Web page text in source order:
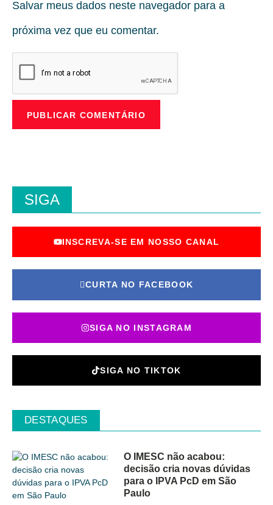
Salvar meus dados neste navegador para a
próxima vez que eu comentar.
SIGA
INSCREVA-SE EM NOSSO CANAL
CURTA NO FACEBOOK
SIGA NO INSTAGRAM
SIGA NO TIKTOK
DESTAQUES
O IMESC não acabou:
decisão cria novas dúvidas
para o IPVA PcD em São
Paulo